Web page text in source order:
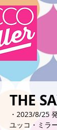
THE
・2023/8/25
ユッコ・ミラ